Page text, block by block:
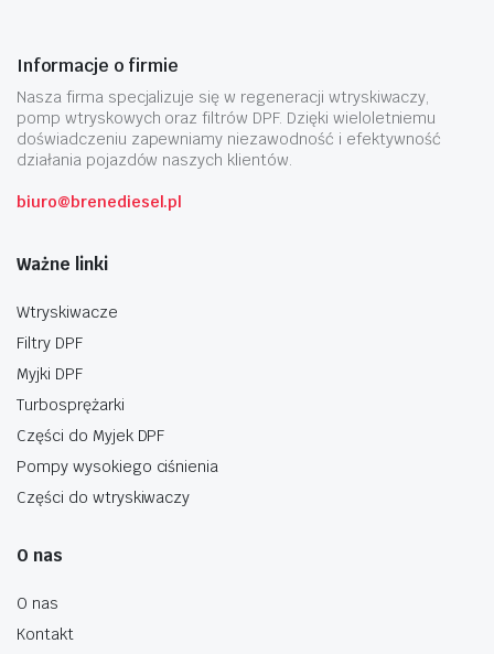
Informacje o firmie
Nasza firma specjalizuje się w regeneracji wtryskiwaczy,
pomp wtryskowych oraz filtrów DPF. Dzięki wieloletniemu
doświadczeniu zapewniamy niezawodność i efektywność
działania pojazdów naszych klientów.
biuro@brenediesel.pl
Ważne linki
Wtryskiwacze
Filtry DPF
Myjki DPF
Turbosprężarki
Części do Myjek DPF
Pompy wysokiego ciśnienia
Części do wtryskiwaczy
O nas
O nas
Kontakt